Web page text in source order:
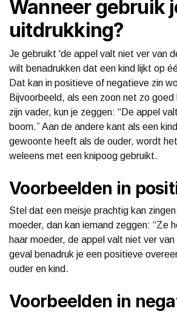
Wanneer gebruik
uitdrukking?
Je gebruikt 'de appel valt niet ver van
wilt benadrukken dat een kind lijkt op
Dat kan in positieve of negatieve zin
Bijvoorbeeld, als een zoon net zo
zijn vader, kun je zeggen: “De appel
boom.” Aan de andere kant als een
gewoonte heeft als de ouder, wordt
weleens met een knipoog gebruikt.
Voorbeelden in
Stel dat een meisje prachtig kan
moeder, dan kan iemand zeggen: “Ze
haar moeder, de appel valt niet ver
geval benadruk je een positieve
ouder en kind.
Voorbeelden in